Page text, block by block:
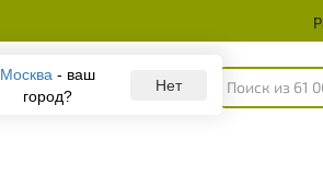
Москва - ваш
город?
Нет
Каталог